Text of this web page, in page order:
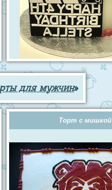
для мужчин»
Торт с мишкой